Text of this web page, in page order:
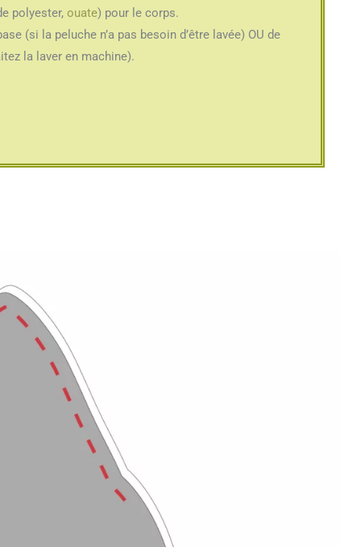
polyester, ouate) pour le corps.
(si la peluche n’a pas besoin d’être lavée) OU de
la laver en machine).